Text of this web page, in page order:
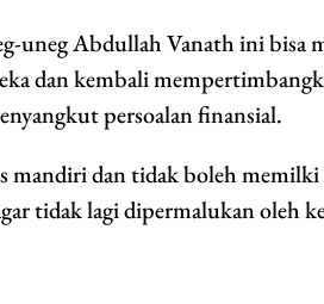
uneg Abdullah Vanath ini bisa
dan kembali
persoalan finansial.
mandiri dan tidak boleh
tidak lagi dipermalukan oleh